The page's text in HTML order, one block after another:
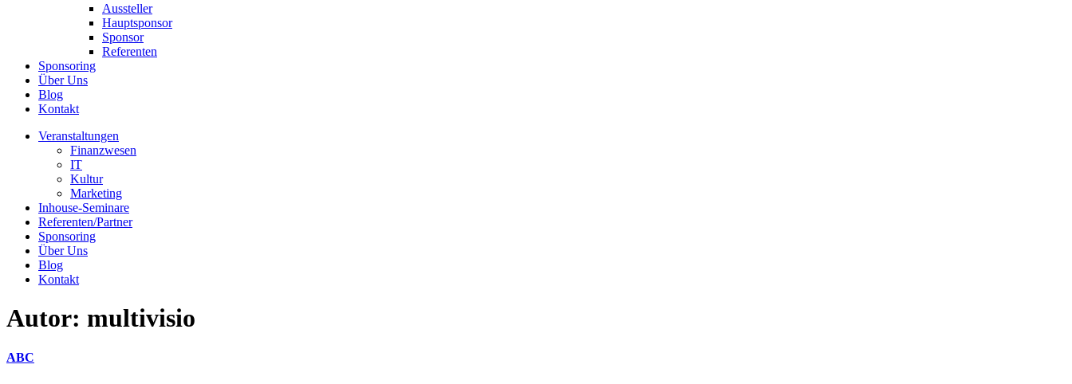
Aussteller
Hauptsponsor
Sponsor
Referenten
Sponsoring
Über Uns
Blog
Kontakt
Veranstaltungen
Finanzwesen
IT
Kultur
Marketing
Inhouse-Seminare
Referenten/Partner
Sponsoring
Über Uns
Blog
Kontakt
Autor: multivisio
ABC